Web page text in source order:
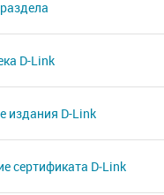
D-Link
издания D-Link
сертификата D‑Link